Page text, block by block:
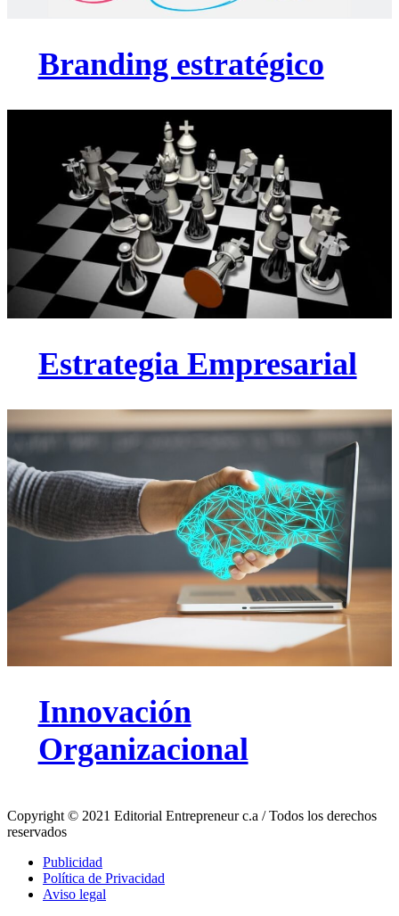
Branding estratégico
Estrategia Empresarial
Innovación
Organizacional
Copyright © 2021 Editorial Entrepreneur c.a / Todos los derechos
reservados
Publicidad
Política de Privacidad
Aviso legal